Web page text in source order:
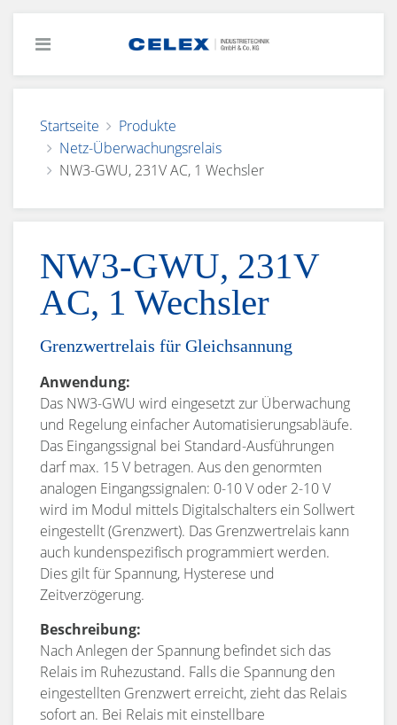
Startseite
Produkte
Netz-Überwachungsrelais
NW3-GWU, 231V AC, 1 Wechsler
NW3-GWU, 231V
AC, 1 Wechsler
Grenzwertrelais für Gleichsannung
Anwendung:
Das NW3-GWU wird eingesetzt zur Überwachung
und Regelung einfacher Automatisierungsabläufe.
Das Eingangssignal bei Standard-Ausführungen
darf max. 15 V betragen. Aus den genormten
analogen Eingangssignalen: 0-10 V oder 2-10 V
wird im Modul mittels Digitalschalters ein Sollwert
eingestellt (Grenzwert). Das Grenzwertrelais kann
auch kundenspezifisch programmiert werden.
Dies gilt für Spannung, Hysterese und
Zeitverzögerung.
Beschreibung:
Nach Anlegen der Spannung befindet sich das
Relais im Ruhezustand. Falls die Spannung den
eingestellten Grenzwert erreicht, zieht das Relais
sofort an. Bei Relais mit einstellbare